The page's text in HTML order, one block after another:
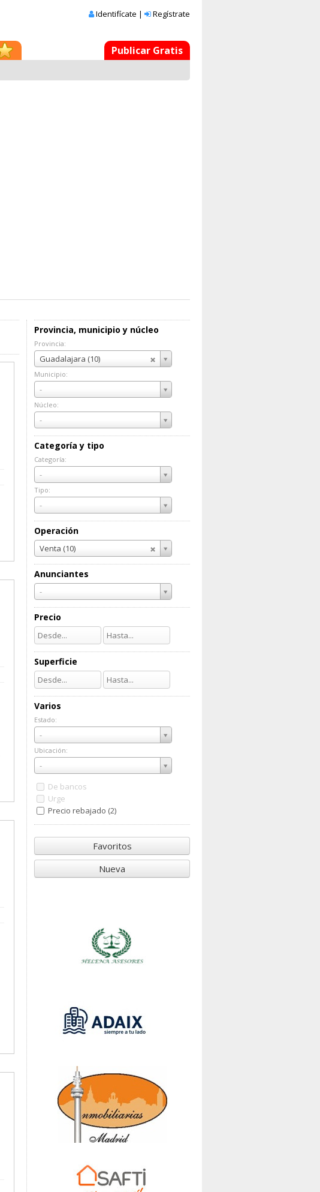
Identifícate | Regístrate
Publicar Gratis
Provincia, municipio y núcleo
Provincia:
Guadalajara (10)
Provincia:
Municipio:
-
Municipio:
Núcleo:
-
Núcleo:
Categoría y tipo
Categoría:
-
Categoría:
Tipo:
-
Tipo:
Operación
Venta (10)
Anunciantes
-
Precio
Superficie
Varios
Estado:
-
Estado:
Ubicación:
-
Ubicación:
De bancos
Urge
Precio rebajado (2)
Favoritos
Nueva